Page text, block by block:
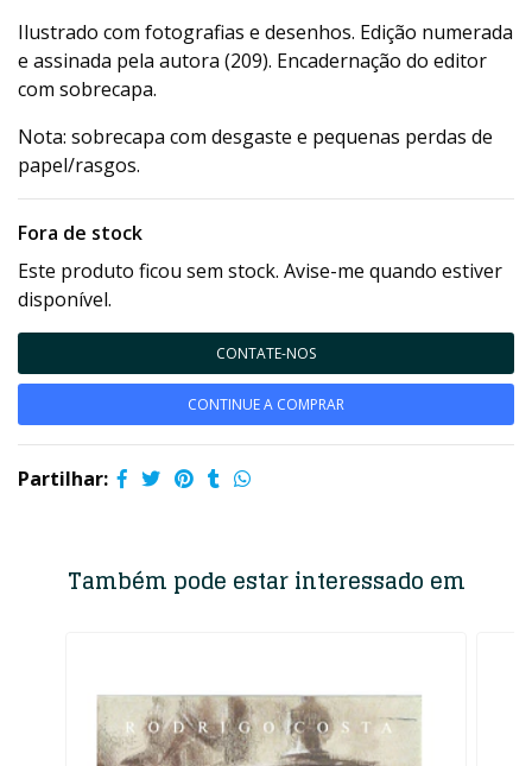
Ilustrado com fotografias e desenhos. Edição numerada
e assinada pela autora (209). Encadernação do editor
com sobrecapa.
Nota: sobrecapa com desgaste e pequenas perdas de
papel/rasgos.
Fora de stock
Este produto ficou sem stock. Avise-me quando estiver
disponível.
CONTATE-NOS
CONTINUE A COMPRAR
Partilhar:
Também pode estar interessado em